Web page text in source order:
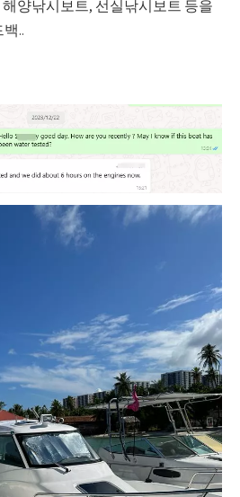
양낚시보트, 선실낚시보트 등을
..